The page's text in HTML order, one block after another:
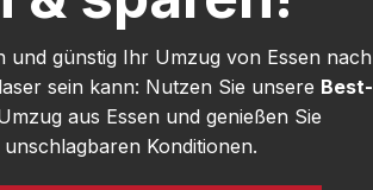
und günstig Ihr Umzug von Essen nach
sein kann: Nutzen Sie unsere Best-
aus Essen und genießen Sie
unschlagbaren Konditionen.